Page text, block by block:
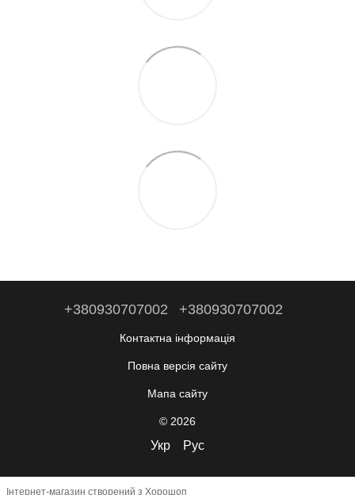
+380930707002 +380930707002
Контактна інформація
Повна версія сайту
Мапа сайту
© 2026
Укр Рус
Інтернет-магазин створений з Хорошоп